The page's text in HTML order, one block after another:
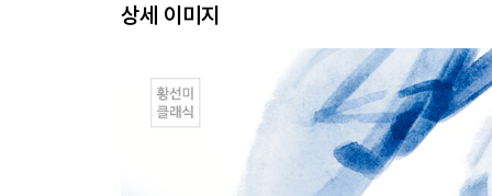
작가의 말 206
상세 이미지